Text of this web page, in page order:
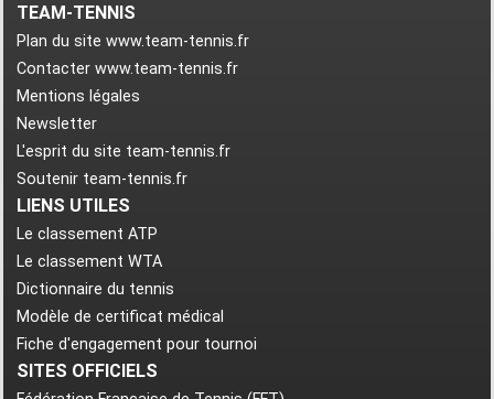
TEAM-TENNIS
Plan du site www.team-tennis.fr
Contacter www.team-tennis.fr
Mentions légales
Newsletter
L'esprit du site team-tennis.fr
Soutenir team-tennis.fr
LIENS UTILES
Le classement ATP
Le classement WTA
Dictionnaire du tennis
Modèle de certificat médical
Fiche d'engagement pour tournoi
SITES OFFICIELS